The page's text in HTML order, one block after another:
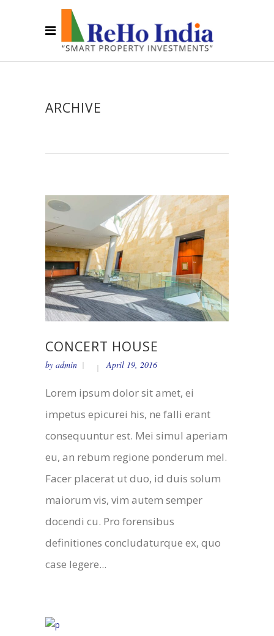
ARCHIVE
CONCERT HOUSE
by admin April 19, 2016
Lorem ipsum dolor sit amet, ei
impetus epicurei his, ne falli erant
consequuntur est. Mei simul aperiam
eu, an rebum regione ponderum mel.
Facer placerat ut duo, id duis solum
maiorum vis, vim autem semper
docendi cu. Pro forensibus
definitiones concludaturque ex, quo
case legere...